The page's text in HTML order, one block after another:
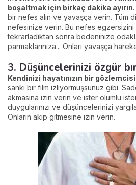
boşaltmak için birkaç dakika ayırın
bir nefes alın ve yavaşça verin. Tüm
nefesinize verin. Bu nefes egzersizini
tekrarladıktan sonra bedeninize
parmaklarınıza... Onları yavaşça
3. Düşüncelerinizi özgür
Kendinizi hayatınızın bir
sanki bir film izliyormuşsunuz gibi.
akmasına izin verin ve ister olumlu
duygularınızı ve düşüncelerinizi
Onların akıp gitmesine izin verin.